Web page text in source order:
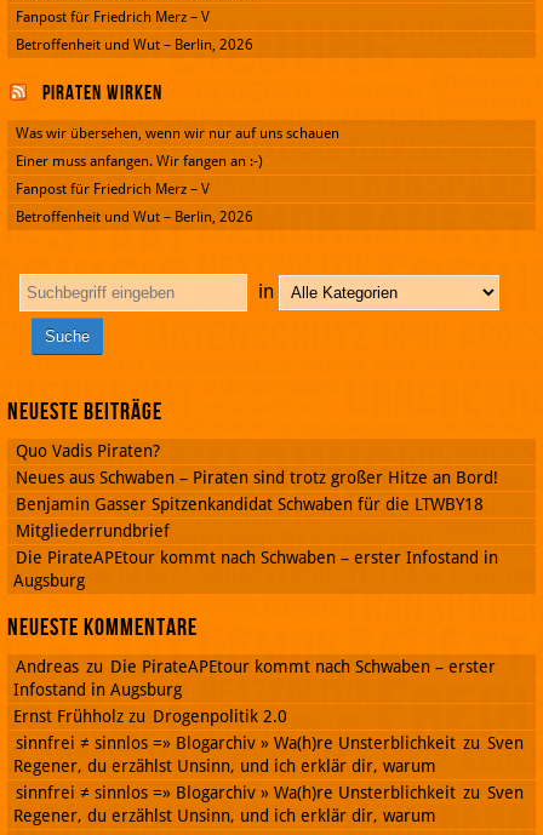
Fanpost für Friedrich Merz – V
Betroffenheit und Wut – Berlin, 2026
Piraten wirken
Was wir übersehen, wenn wir nur auf uns schauen
Einer muss anfangen. Wir fangen an :-)
Fanpost für Friedrich Merz – V
Betroffenheit und Wut – Berlin, 2026
in
Neueste Beiträge
Quo Vadis Piraten?
Neues aus Schwaben – Piraten sind trotz großer Hitze an Bord!
Benjamin Gasser Spitzenkandidat Schwaben für die LTWBY18
Mitgliederrundbrief
Die PirateAPEtour kommt nach Schwaben – erster Infostand in
Augsburg
Neueste Kommentare
Andreas zu Die PirateAPEtour kommt nach Schwaben – erster
Infostand in Augsburg
Ernst Frühholz zu Drogenpolitik 2.0
sinnfrei ≠ sinnlos =» Blogarchiv » Wa(h)re Unsterblichkeit zu Sven
Regener, du erzählst Unsinn, und ich erklär dir, warum
sinnfrei ≠ sinnlos =» Blogarchiv » Wa(h)re Unsterblichkeit zu Sven
Regener, du erzählst Unsinn, und ich erklär dir, warum